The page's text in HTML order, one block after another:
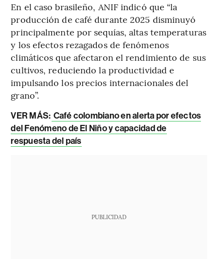
En el caso brasileño, ANIF indicó que “la
producción de café durante 2025 disminuyó
principalmente por sequías, altas temperaturas
y los efectos rezagados de fenómenos
climáticos que afectaron el rendimiento de sus
cultivos, reduciendo la productividad e
impulsando los precios internacionales del
grano”.
VER MÁS: Café colombiano en alerta por efectos
del Fenómeno de El Niño y capacidad de
respuesta del país
PUBLICIDAD